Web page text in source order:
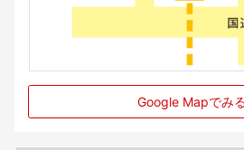
Google Mapでみ